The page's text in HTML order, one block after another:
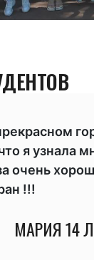
я узнала
очень
!!!
МАРИЯ14